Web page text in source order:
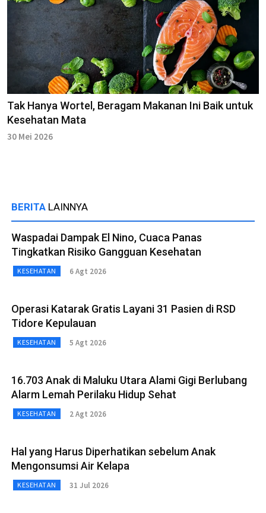
Tak Hanya Wortel, Beragam Makanan Ini Baik untuk
Kesehatan Mata
30 Mei 2026
BERITA LAINNYA
Waspadai Dampak El Nino, Cuaca Panas
Tingkatkan Risiko Gangguan Kesehatan
KESEHATAN 6 Agt 2026
Operasi Katarak Gratis Layani 31 Pasien di RSD
Tidore Kepulauan
KESEHATAN 5 Agt 2026
16.703 Anak di Maluku Utara Alami Gigi Berlubang
Alarm Lemah Perilaku Hidup Sehat
KESEHATAN 2 Agt 2026
Hal yang Harus Diperhatikan sebelum Anak
Mengonsumsi Air Kelapa
KESEHATAN 31 Jul 2026